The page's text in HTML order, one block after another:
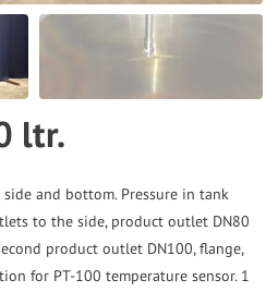
Touch
can
use
and
swipe
gestures.
ltr.
and bottom. Pressure in tank
to the side, product outlet DN80
product outlet DN100, flange,
for PT-100 temperature sensor. 1